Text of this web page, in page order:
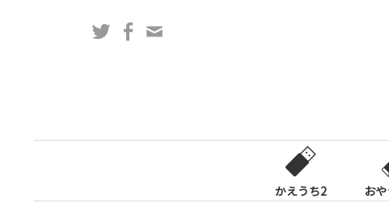
ス
TwitterFacebook
かえうち2 お